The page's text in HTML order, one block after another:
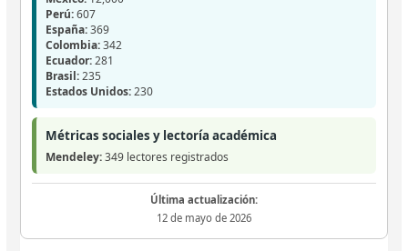
Perú:607
España:369
Colombia:342
Ecuador:281
Brasil:235
Estados Unidos:230
Métricas sociales y lectoría académica
Mendeley:349 lectores registrados
Última actualización:
12 de mayo de 2026